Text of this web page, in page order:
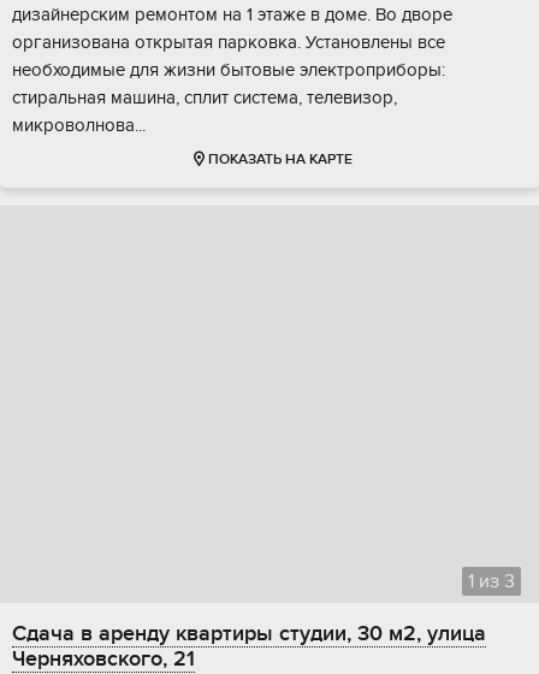
дизайнерским ремонтом на 1 этаже в доме. Во дворе
организована открытая парковка. Установлены все
необходимые для жизни бытовые электроприборы:
стиральная машина, сплит система, телевизор,
микроволнова...
ПОКАЗАТЬ НА КАРТЕ
1 из 3
Сдача в аренду квартиры студии, 30 м2, улица
Черняховского, 21